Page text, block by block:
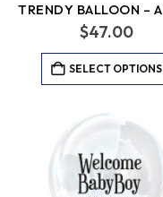
$47.00
SELECT OPTIONS